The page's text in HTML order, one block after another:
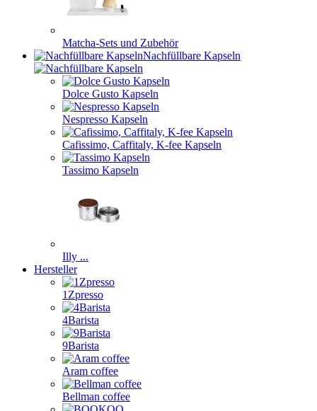
Matcha-Sets und Zubehör
Nachfüllbare Kapseln
Dolce Gusto Kapseln
Nespresso Kapseln
Cafissimo, Caffitaly, K-fee Kapseln
Tassimo Kapseln
Illy ...
Hersteller
1Zpresso
4Barista
9Barista
Aram coffee
Bellman coffee